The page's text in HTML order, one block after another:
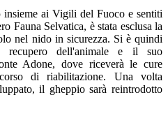
ai Vigili del Fuoco e sentiti
Fauna Selvatica, è stata esclusa la
nel nido in sicurezza. Si è quindi
dell'animale e il suo
Adone, dove riceverà le cure
di riabilitazione. Una volta
il gheppio sarà reintrodotto